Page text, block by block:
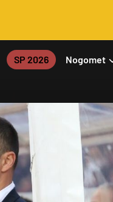
SP 2026 Nogomet